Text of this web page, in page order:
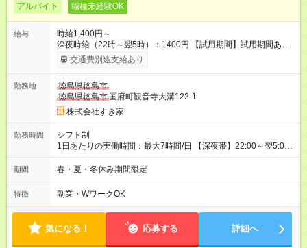
アルバイト 職種未経験OK
給与
時給1,400円～
深夜時給（22時～翌5時）：1400円 【試用期間】試用期間あり
試用期間の長さ：1ヶ月 雇用形態、給与は本採用時と同じです。
試用期間の実態は30日（※条件変更なし）ですが、切り上げで
同時給）
交通費別途支給あり
勤務地
徳島県徳島市
徳島県徳島市 国府町観音寺大溝122-1
株式会社すき家
勤務時間
シフト制
1日あたりの実働時間：最大7時間/日 【深夜帯】22:00～翌5:00
週2日～・1日2h～OK◎ ※22:00から翌5:00までは18歳以上の方
のみ勤務可能です（18歳未満の深夜業務禁止のため） ★深夜で
す。 必ず、2名以上での勤務を行いますので、安心して働けま
す。
期間 春・夏・冬休み期間限定
特徴 副業・WワークOK
気になる！ 応募する 詳細へ